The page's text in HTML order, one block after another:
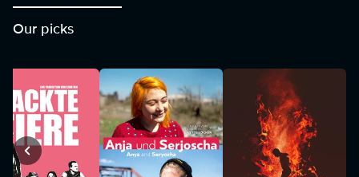
Our picks